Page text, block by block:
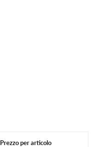
Prezzo per articolo